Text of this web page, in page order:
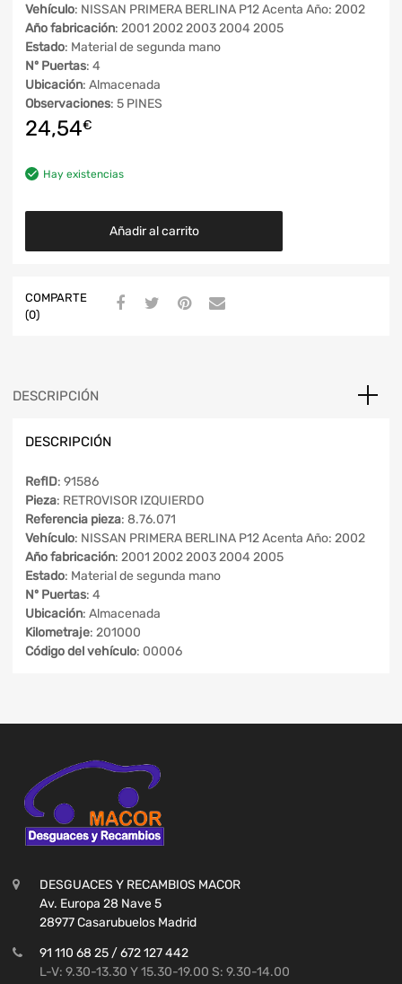
Vehículo: NISSAN PRIMERA BERLINA P12 Acenta Año: 2002
Año fabricación: 2001 2002 2003 2004 2005
Estado: Material de segunda mano
Nº Puertas: 4
Ubicación: Almacenada
Observaciones: 5 PINES
24,54€
Hay existencias
Añadir al carrito
COMPARTE
(0)
DESCRIPCIÓN
DESCRIPCIÓN
RefID: 91586
Pieza: RETROVISOR IZQUIERDO
Referencia pieza: 8.76.071
Vehículo: NISSAN PRIMERA BERLINA P12 Acenta Año: 2002
Año fabricación: 2001 2002 2003 2004 2005
Estado: Material de segunda mano
Nº Puertas: 4
Ubicación: Almacenada
Kilometraje: 201000
Código del vehículo: 00006
DESGUACES Y RECAMBIOS MACOR
Av. Europa 28 Nave 5
28977 Casarubuelos Madrid
91 110 68 25 / 672 127 442
L-V: 9.30-13.30 Y 15.30-19.00 S: 9.30-14.00